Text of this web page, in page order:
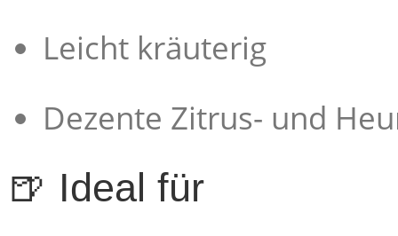
Leicht kräuterig
Dezente Zitrus- und
🍺 Ideal für